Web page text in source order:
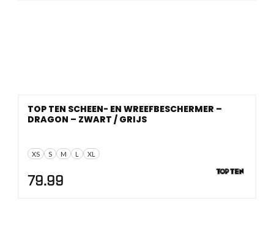
XS S M L XL
TOP TEN SCHEEN- EN WREEFBESCHERMER –
DRAGON – ZWART / GRIJS
79.99